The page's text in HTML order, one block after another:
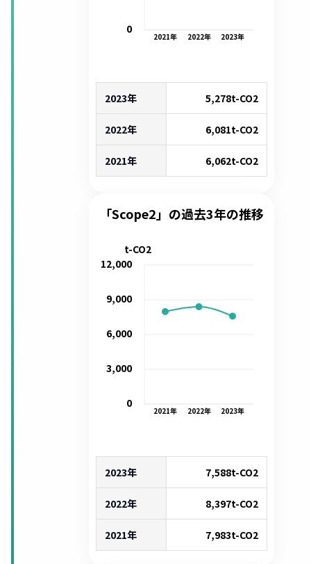
2021年 2022年 2023年
0
2023年 5,278t-CO2
2022年 6,081t-CO2
2021年 6,062t-CO2
「Scope2」の過去3年の推移
2021年 2022年 2023年
0
3,000
6,000
9,000
12,000
t-CO2
2023年 7,588t-CO2
2022年 8,397t-CO2
2021年 7,983t-CO2